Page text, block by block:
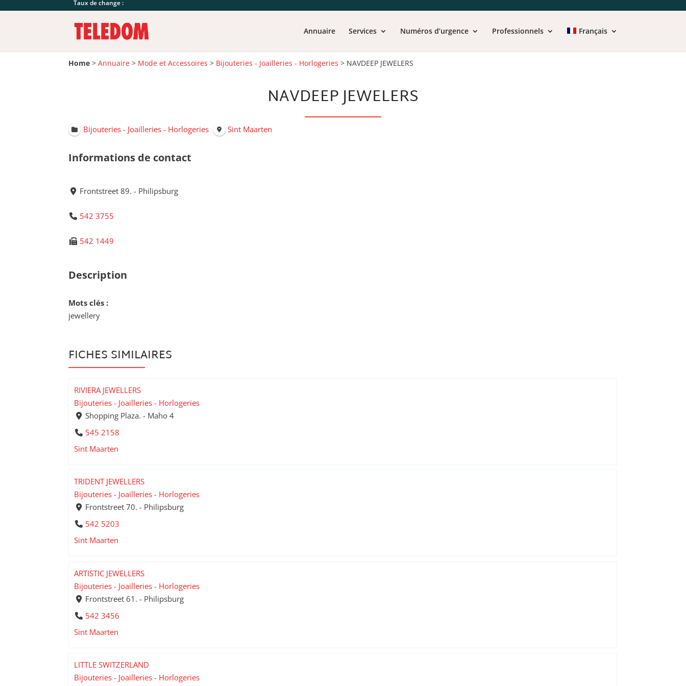
Taux de change :
Annuaire Services Numéros d’urgence Professionnels Français
Home >Annuaire > Mode et Accessoires > Bijouteries - Joailleries - Horlogeries > NAVDEEP JEWELERS
NAVDEEP JEWELERS
Bijouteries - Joailleries - Horlogeries Sint Maarten
Informations de contact
Frontstreet 89. - Philipsburg
542 3755
542 1449
Description
Mots clés :
jewellery
FICHES SIMILAIRES
RIVIERA JEWELLERS
Bijouteries - Joailleries - Horlogeries
Shopping Plaza. - Maho 4
545 2158
Sint Maarten
TRIDENT JEWELLERS
Bijouteries - Joailleries - Horlogeries
Frontstreet 70. - Philipsburg
542 5203
Sint Maarten
ARTISTIC JEWELLERS
Bijouteries - Joailleries - Horlogeries
Frontstreet 61. - Philipsburg
542 3456
Sint Maarten
LITTLE SWITZERLAND
Bijouteries - Joailleries - Horlogeries